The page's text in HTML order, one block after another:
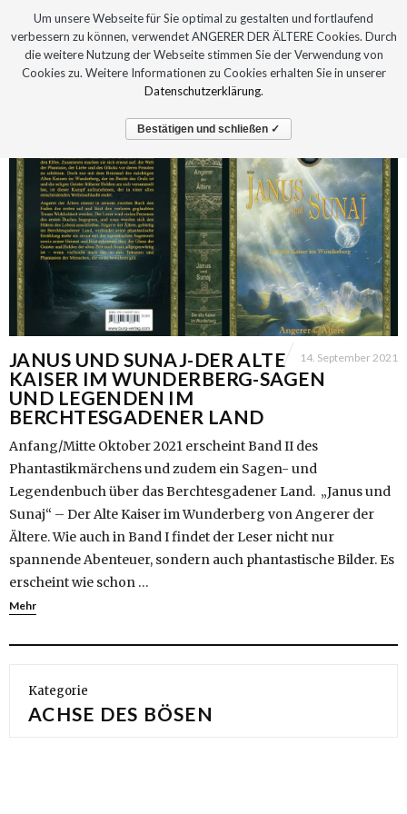
JANUS UND SUNAJ-DER ALTE
KAISER IM WUNDERBERG-SAGEN
UND LEGENDEN IM
BERCHTESGADENER LAND
14. September 2021
Anfang/Mitte Oktober 2021 erscheint Band II des
Phantastikmärchens und zudem ein Sagen- und
Legendenbuch über das Berchtesgadener Land. „Janus und
Sunaj“ – Der Alte Kaiser im Wunderberg von Angerer der
Ältere. Wie auch in Band I findet der Leser nicht nur
spannende Abenteuer, sondern auch phantastische Bilder. Es
erscheint wie schon …
Mehr
Kategorie
ACHSE DES BÖSEN
Um unsere Webseite für Sie optimal zu gestalten und fortlaufend
verbessern zu können, verwendet ANGERER DER ÄLTERE Cookies. Durch
die weitere Nutzung der Webseite stimmen Sie der Verwendung von
Cookies zu. Weitere Informationen zu Cookies erhalten Sie in unserer
Datenschutzerklärung.
Bestätigen und schließen ✓